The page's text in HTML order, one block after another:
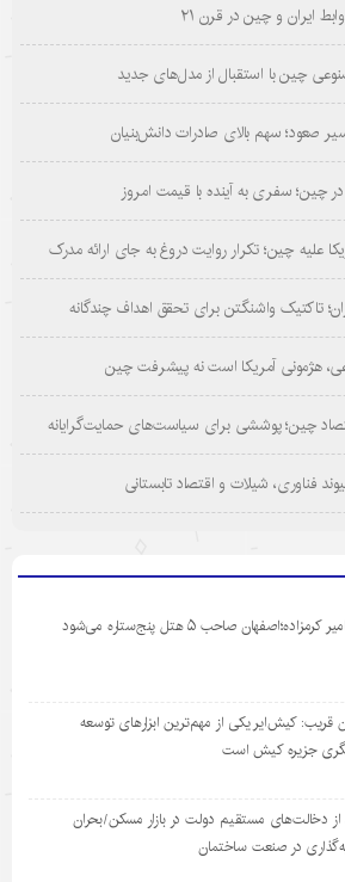
ایران و چین در قرن ۲۱
چین با استقبال از مدل‌های جدید
صعود؛ سهم بالای صادرات دانش‌بنیان
چین؛ سفری به آینده با قیمت امروز
علیه چین؛ تکرار روایت دروغ به جای ارائه مدرک
تاکتیک واشنگتن برای تحقق اهداف چندگانه
هژمونی آمریکا است نه پیشرفت چین
چین؛ پوششی برای سیاست‌های حمایت‌گرایانه
فناوری، شیلات و اقتصاد تابستانی
کرمزاده؛اصفهان صاحب ۵ هتل پنج‌ستاره می‌شود
کیش‌ایر یکی از مهم‌ترین ابزارهای توسعه
جزیره کیش است
از دخالت‌های مستقیم دولت در بازار مسکن/بحران
در صنعت ساختمان